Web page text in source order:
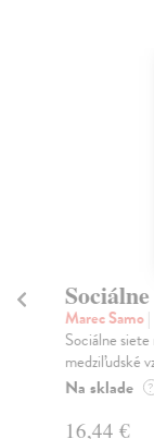
Marec Samo
Sociálne
medziľudské
Na sklade ?
16,44 €